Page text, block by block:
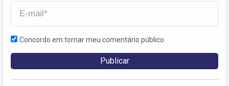
Concordo em tornar meu comentário público